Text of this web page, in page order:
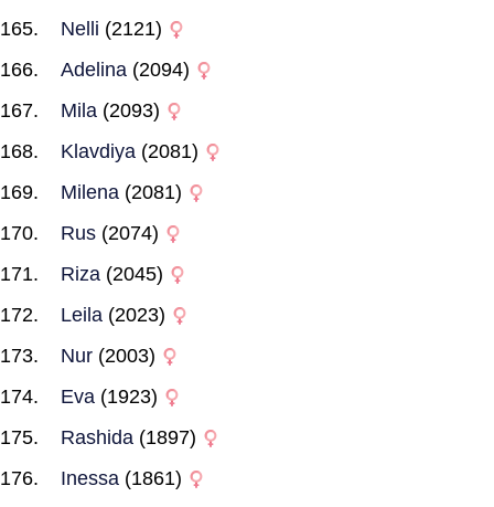
Nelli (2121)
Adelina (2094)
Mila (2093)
Klavdiya (2081)
Milena (2081)
Rus (2074)
Riza (2045)
Leila (2023)
Nur (2003)
Eva (1923)
Rashida (1897)
Inessa (1861)